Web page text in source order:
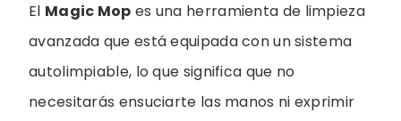
El Magic Mop es una herramienta de limpieza
avanzada que está equipada con un sistema
autolimpiable, lo que significa que no
necesitarás ensuciarte las manos ni exprimir